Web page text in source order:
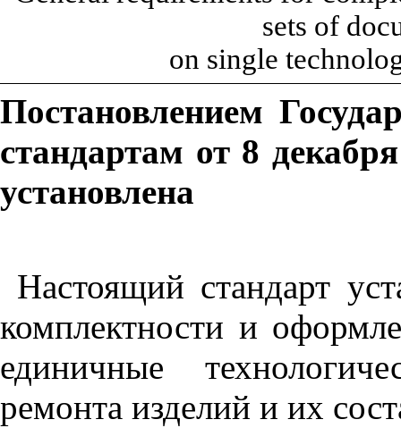
sets of
on single
Постановлением
стандартам от 8
установлена
Настоящий стандарт
комплектности и
единичные
ремонта изделий и их